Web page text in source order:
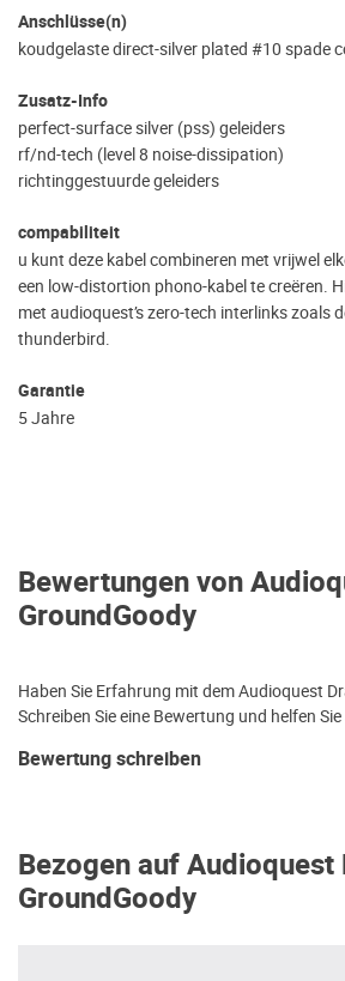
Anschlüsse(n)
koudgelaste direct-silver plated #10 spade
Zusatz-Info
perfect-surface silver (pss) geleiders
rf/nd-tech (level 8 noise-dissipation)
richtinggestuurde geleiders
compabiliteit
u kunt deze kabel combineren met vrijwel
een low-distortion phono-kabel te creëren.
met audioquest’s zero-tech interlinks zoals
thunderbird.
Garantie
5 Jahre
Bewertungen von
GroundGoody
Haben Sie Erfahrung mit dem Audioquest
Schreiben Sie eine Bewertung und helfen
Bewertung schreiben
Bezogen auf Audioquest
GroundGoody